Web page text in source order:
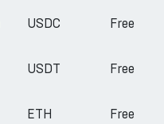
USDC Free
USDT Free
ETH Free